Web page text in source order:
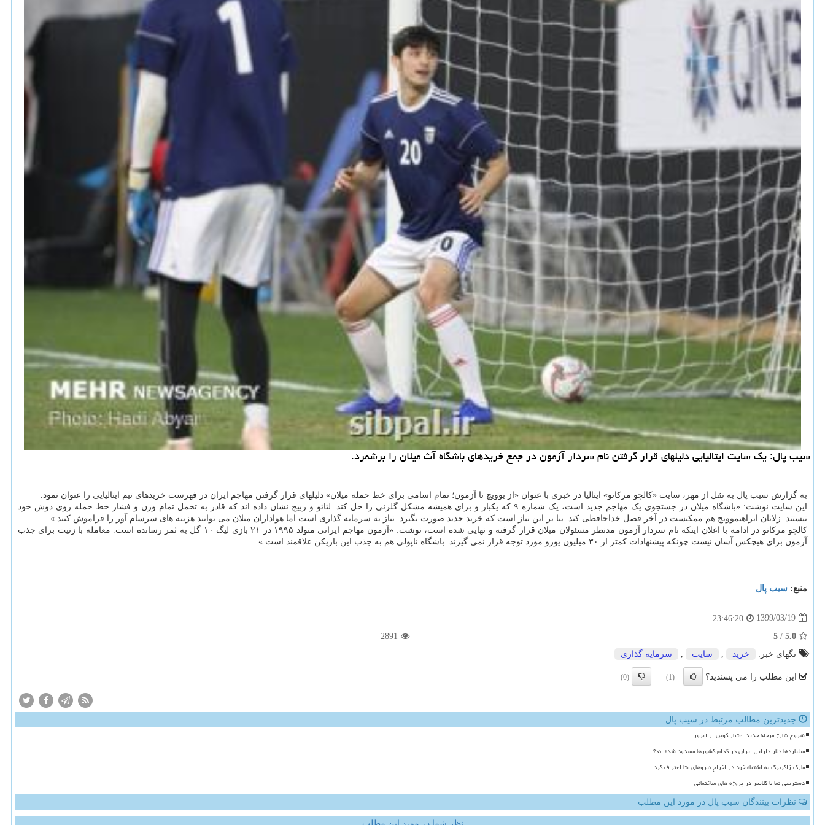
سیب پال: یك سایت ایتالیایی دلیلهای قرار گرفتن نام سردار آزمون در جمع خریدهای باشگاه آث میلان را برشمرد.
به گزارش سیب پال به نقل از مهر، سایت «کالچو مرکاتو» ایتالیا در خبری با عنوان «از یوویچ تا آزمون؛ تمام اسامی برای خط حمله میلان» دلیلهای قرار گرفتن مهاجم ایران در فهرست خریدهای تیم ایتالیایی را عنوان نمود.
این سایت نوشت: «باشگاه میلان در جستجوی یک مهاجم جدید است، یک شماره ۹ که یکبار و برای همیشه مشکل گلزنی را حل کند. لئائو و ربیچ نشان داده اند که قادر به تحمل تمام وزن و فشار خط حمله روی دوش خود
نیستند. زلاتان ابراهیموویچ هم ممکنست در آخر فصل خداحافظی کند. بنا بر این نیاز است که خرید جدید صورت بگیرد. نیاز به سرمایه گذاری است اما هواداران میلان می توانند هزینه های سرسام آور را فراموش کنند.»
کالچو مرکاتو در ادامه با اعلان اینکه نام سردار آزمون مدنظر مسئولان میلان قرار گرفته و نهایی شده است، نوشت: «آزمون مهاجم ایرانی متولد ۱۹۹۵ در ۲۱ بازی لیگ ۱۰ گل به ثمر رسانده است. معامله با زنیت برای جذب
آزمون برای هیچکس آسان نیست چونکه پیشنهادات کمتر از ۳۰ میلیون یورو مورد توجه قرار نمی گیرند. باشگاه ناپولی هم به جذب این بازیکن علاقمند است.»
منبع: سیب پال
1399/03/19
23:46:20
5.0
/
5
2891
تگهای خبر:
خرید , سایت , سرمایه گذاری
این مطلب را می پسندید؟ (1)
(0)
جدیدترین مطالب مرتبط در سیب پال
شروع شارژ مرحله جدید اعتبار کوپن از امروز
میلیاردها دلار دارایی ایران در کدام کشورها مسدود شده اند؟
مارک زاکربرگ به اشتباه خود در اخراج نیروهای متا اعتراف کرد
دسترسی نما با کلایمر در پروژه های ساختمانی
نظرات بینندگان سیب پال در مورد این مطلب